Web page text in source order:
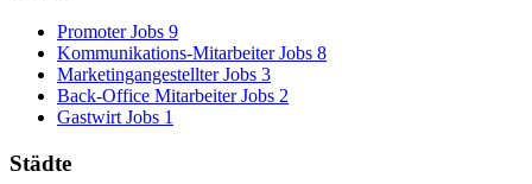
Promoter Jobs 9
Kommunikations-Mitarbeiter Jobs 8
Marketingangestellter Jobs 3
Back-Office Mitarbeiter Jobs 2
Gastwirt Jobs 1
Städte